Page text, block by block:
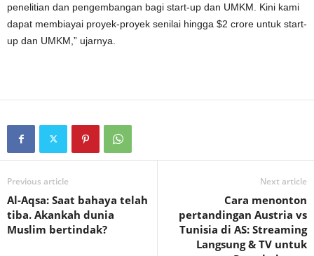
penelitian dan pengembangan bagi start-up dan UMKM. Kini kami
dapat membiayai proyek-proyek senilai hingga $2 crore untuk start-
up dan UMKM,” ujarnya.
Previous article
Al-Aqsa: Saat bahaya telah
tiba. Akankah dunia
Muslim bertindak?
Next article
Cara menonton
pertandingan Austria vs
Tunisia di AS: Streaming
Langsung & TV untuk